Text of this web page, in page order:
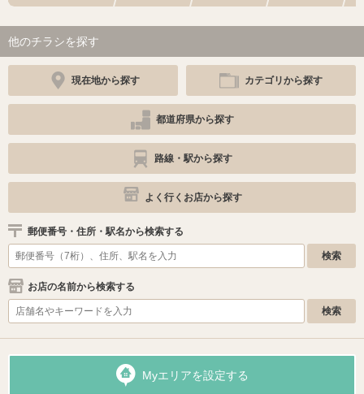
他のチラシを探す
現在地から探す カテゴリから探す
都道府県から探す
路線・駅から探す
よく行くお店から探す
郵便番号・住所・駅名から検索する
お店の名前から検索する
Myエリアを設定する